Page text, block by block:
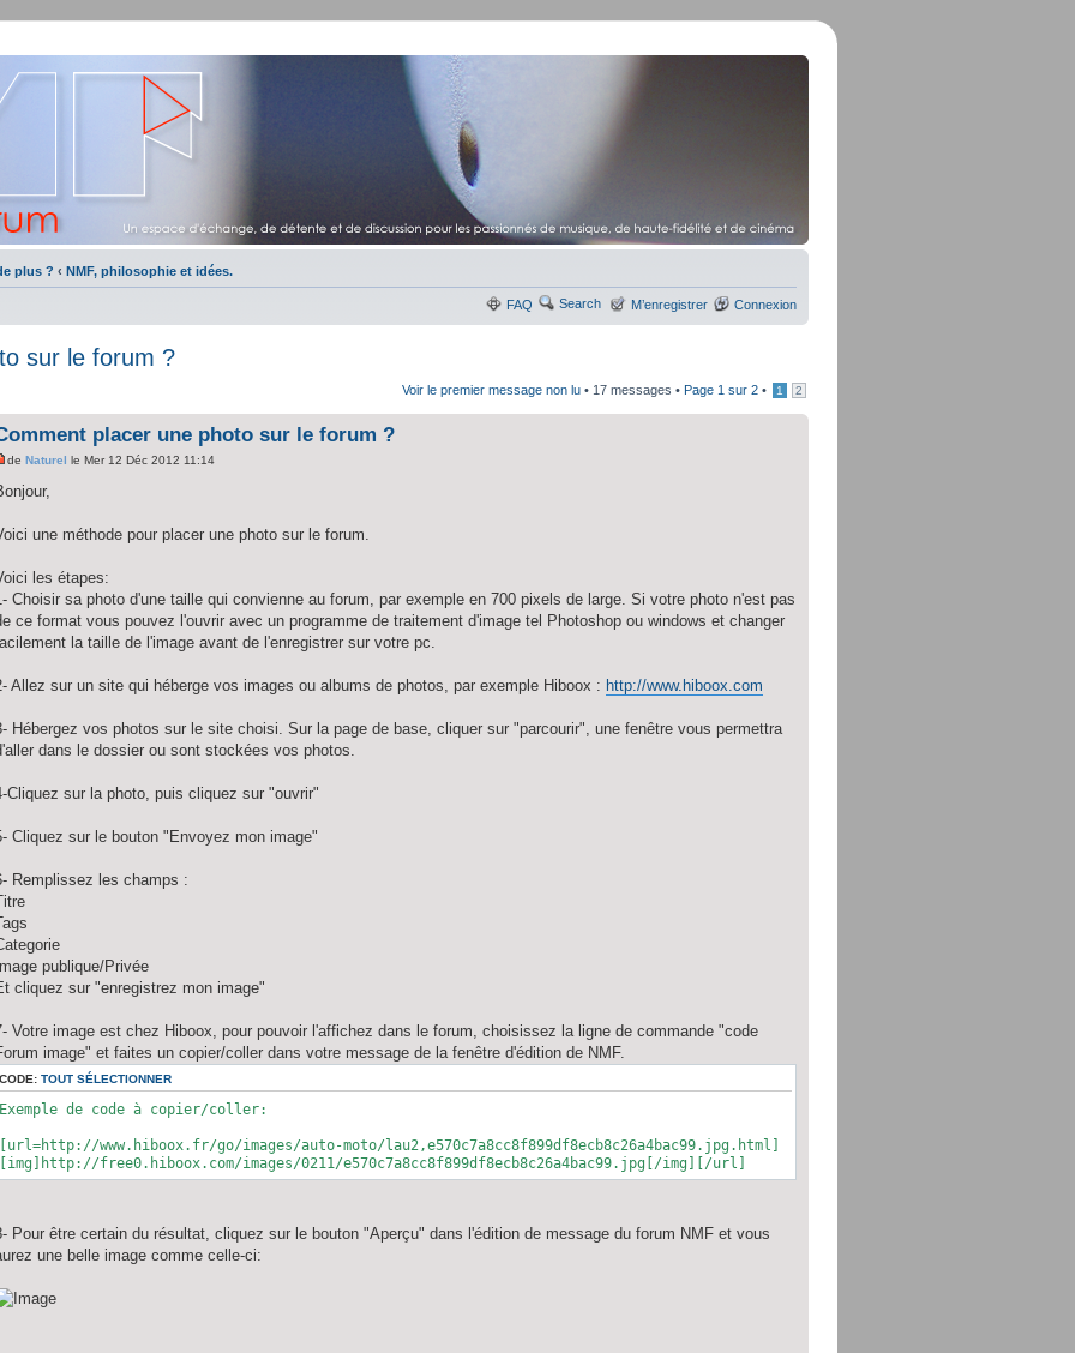
plus ? ‹ NMF, philosophie et idées.
FAQ Search M’enregistrer Connexion
sur le forum ?
Voir le premier message non lu • 17 messages • Page 1 sur 2 • 1 2
placer une photo sur le forum ?
deNaturel le Mer 12 Déc 2012 11:14
une méthode pour placer une photo sur le forum.
les étapes:
Choisir sa photo d'une taille qui convienne au forum, par exemple en 700 pixels de large. Si votre photo n'est pas
ce format vous pouvez l'ouvrir avec un programme de traitement d'image tel Photoshop ou windows et changer
la taille de l'image avant de l'enregistrer sur votre pc.
Allez sur un site qui héberge vos images ou albums de photos, par exemple Hiboox : http://www.hiboox.com
Hébergez vos photos sur le site choisi. Sur la page de base, cliquer sur "parcourir", une fenêtre vous permettra
dans le dossier ou sont stockées vos photos.
Cliquez sur la photo, puis cliquez sur "ouvrir"
Cliquez sur le bouton "Envoyez mon image"
Remplissez les champs :
publique/Privée
cliquez sur "enregistrez mon image"
Votre image est chez Hiboox, pour pouvoir l'affichez dans le forum, choisissez la ligne de commande "code
image" et faites un copier/coller dans votre message de la fenêtre d'édition de NMF.
CODE:TOUT SÉLECTIONNER
Exemple de code à copier/coller:
[url=http://www.hiboox.fr/go/images/auto-moto/lau2,e570c7a8cc8f899df8ecb8c26a4bac99.jpg.html]
[img]http://free0.hiboox.com/images/0211/e570c7a8cc8f899df8ecb8c26a4bac99.jpg[/img][/url]
Pour être certain du résultat, cliquez sur le bouton "Aperçu" dans l'édition de message du forum NMF et vous
une belle image comme celle-ci: